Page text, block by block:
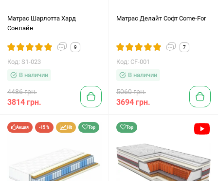
Матрас Шарлотта Хард
Сонлайн
9
Код: S1-023
В наличии
4486 грн.
3814 грн.
Матрас Делайт Софт Come-For
7
Код: CF-001
В наличии
5060 грн.
3694 грн.
Акция -15 % Hit Top Top